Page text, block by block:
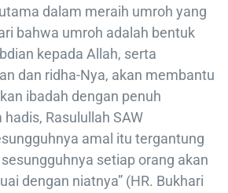
dalam meraih umroh yang
bahwa umroh adalah bentuk
kepada Allah, serta
dan ridha-Nya, akan membantu
ibadah dengan penuh
Rasulullah SAW
amal itu tergantung
setiap orang akan
dengan niatnya” (HR. Bukhari